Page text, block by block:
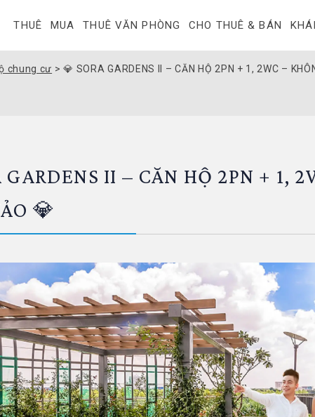
THUÊ MUA THUÊ VĂN PHÒNG CHO THUÊ & BÁN
chung cư >💎 SORA GARDENS II – CĂN HỘ 2PN + 1, 2WC –
GARDENS II – CĂN HỘ 2PN + 1,
💎